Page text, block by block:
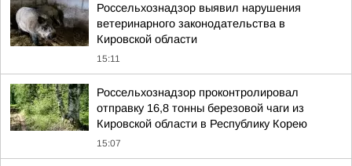
Россельхознадзор выявил нарушения
ветеринарного законодательства в
Кировской области
15:11
Россельхознадзор проконтролировал
отправку 16,8 тонны березовой чаги из
Кировской области в Республику Корею
15:07